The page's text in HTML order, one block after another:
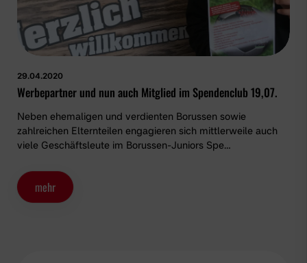
29.04.2020
Werbepartner und nun auch Mitglied im Spendenclub 19,07.
Neben ehemaligen und verdienten Borussen sowie
zahlreichen Elternteilen engagieren sich mittlerweile auch
viele Geschäftsleute im Borussen-Juniors Spe…
mehr